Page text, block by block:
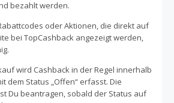
bezahlt werden.
oder Aktionen, die direkt auf
bei TopCashback angezeigt werden,
wird Cashback in der Regel innerhalb
dem Status „Offen“ erfasst. Die
Du beantragen, sobald der Status auf